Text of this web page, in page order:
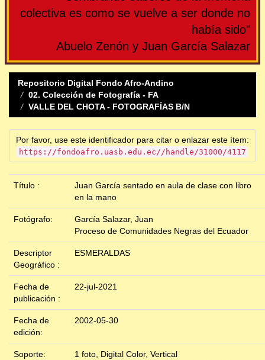
colectiva es como se vuelve a ser donde no
había sido"
Abuelo Zenón y Juan García Salazar
Repositorio Digital Fondo Afro-Andino
02. Colección de Fotografía - FA
VALLE DEL CHOTA - FOTOGRAFÍAS B/N
Por favor, use este identificador para citar o enlazar este ítem:
https://fondoafro.uasb.edu.ec//handle/31000/4117
Título :
Juan García sentado en aula de clase con libro
en la mano
Fotógrafo:
García Salazar, Juan
Proceso de Comunidades Negras del Ecuador
Descriptor
Geográfico :
ESMERALDAS
Fecha de
publicación :
22-jul-2021
Fecha de
edición:
2002-05-30
Soporte:
1 foto, Digital Color, Vertical